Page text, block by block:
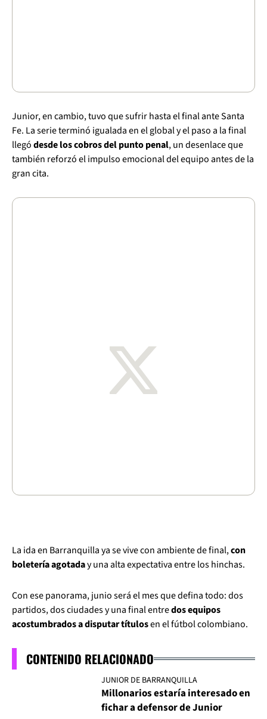
Junior, en cambio, tuvo que sufrir hasta el final ante Santa
Fe. La serie terminó igualada en el global y el paso a la final
llegódesde los cobros del punto penal, un desenlace que
también reforzó el impulso emocional del equipo antes de la
gran cita.
La ida en Barranquilla ya se vive con ambiente de final,con
boletería agotaday una alta expectativa entre los hinchas.
Con ese panorama, junio será el mes que defina todo: dos
partidos, dos ciudades y una final entredos equipos
acostumbrados a disputar títulosen el fútbol colombiano.
CONTENIDO RELACIONADO
JUNIOR DE BARRANQUILLA
Millonarios estaría interesado en
fichar a defensor de Junior